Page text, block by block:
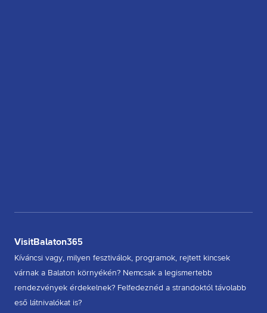
VisitBalaton365
Kíváncsi vagy, milyen fesztiválok, programok, rejtett kincsek
várnak a Balaton környékén? Nemcsak a legismertebb
rendezvények érdekelnek? Felfedeznéd a strandoktól távolabb
eső látnivalókat is?